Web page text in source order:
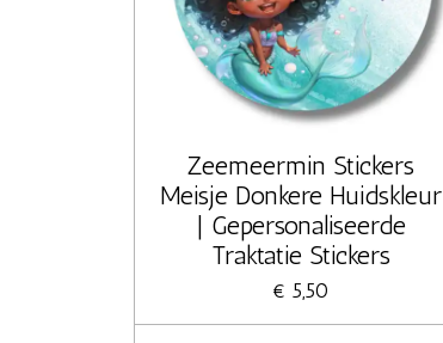
Zeemeermin Stickers
Meisje Donkere Huidskleur
| Gepersonaliseerde
Traktatie Stickers
€ 5,50